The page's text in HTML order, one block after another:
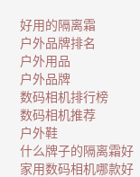
好用的隔离霜
户外品牌排名
户外用品
户外品牌
数码相机排行榜
数码相机推荐
户外鞋
什么牌子的隔离霜好
家用数码相机哪款好